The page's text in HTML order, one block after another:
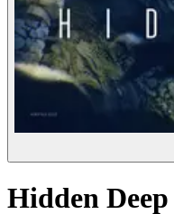
Hidden Deep